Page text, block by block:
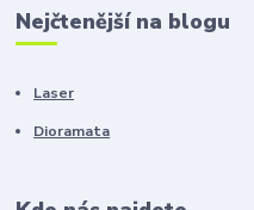
Nejčtenější na blogu
Laser
Dioramata